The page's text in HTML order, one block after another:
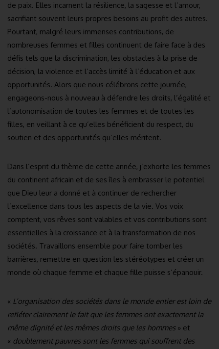
de paix. Elles incarnent la résilience, la sagesse et l’amour,
sacrifiant souvent leurs propres besoins au profit des autres.
Pourtant, malgré leurs immenses contributions, de
nombreuses femmes et filles continuent de faire face à des
défis tels que la discrimination, les obstacles à la prise de
décision, la violence et l’accès limité à l’éducation et aux
opportunités. Alors que nous célébrons cette journée,
engageons-nous à nouveau à défendre les droits, l’égalité et
l’autonomisation de toutes les femmes et de toutes les
filles, en veillant à ce qu’elles bénéficient du respect, du
soutien et des opportunités qu’elles méritent.
Dans l’esprit du thème de cette année, j’exhorte les femmes
du continent africain et de ses îles à embrasser le potentiel
que Dieu leur a donné et à continuer de rechercher
l’excellence dans tous les aspects de la vie. Vos voix
comptent, vos rêves sont valables et vos contributions sont
essentielles à la croissance et à la transformation de nos
sociétés. Travaillons ensemble pour faire tomber les
barrières, remettre en question les stéréotypes et créer un
monde où chaque femme et chaque fille puisse s’épanouir.
« L’organisation des sociétés dans le monde entier est loin de
refléter clairement le fait que les femmes ont exactement la
même dignité et les mêmes droits que les hommes» et
« doublement pauvres sont les femmes qui souffrent des